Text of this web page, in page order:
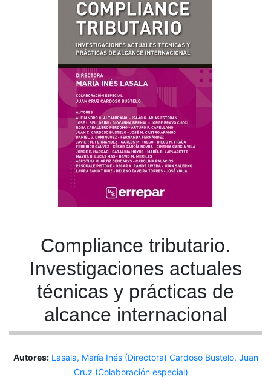
Compliance tributario.
Investigaciones actuales
técnicas y prácticas de
alcance internacional
Autores: Lasala, María Inés (Directora) Cardoso Bustelo, Juan
Cruz (Colaboración especial)